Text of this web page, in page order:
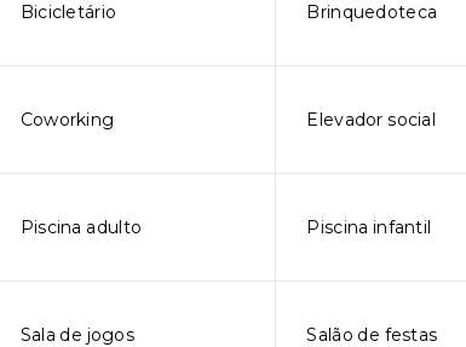
Bicicletário Brinquedoteca
Coworking Elevador social
Piscina adulto Piscina infantil
Sala de jogos Salão de festas